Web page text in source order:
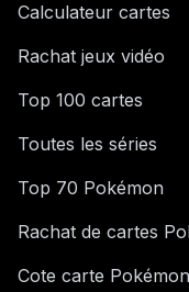
Calculateur cartes
Rachat jeux vidéo
Top 100 cartes
Toutes les séries
Top 70 Pokémon
Rachat de cartes
Cote carte Pokémon